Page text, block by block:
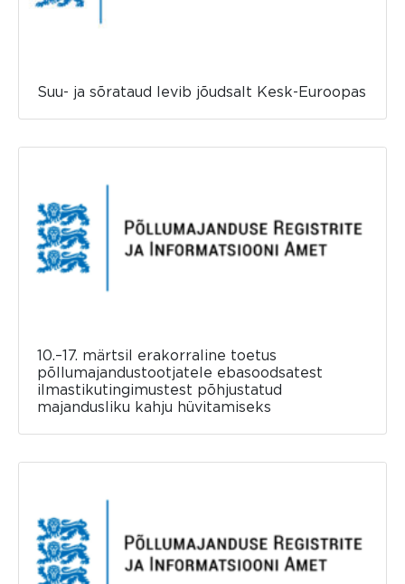
Suu- ja sõrataud levib jõudsalt Kesk-Euroopas
10.–17. märtsil erakorraline toetus
põllumajandustootjatele ebasoodsatest
ilmastikutingimustest põhjustatud
majandusliku kahju hüvitamiseks